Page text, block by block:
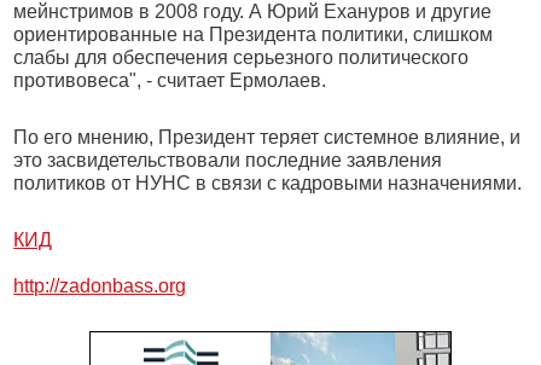
мейнстримов в 2008 году. А Юрий Ехануров и другие
ориентированные на Президента политики, слишком
слабы для обеспечения серьезного политического
противовеса", - считает Ермолаев.
По его мнению, Президент теряет системное влияние, и
это засвидетельствовали последние заявления
политиков от НУНС в связи с кадровыми назначениями.
КИД
http://zadonbass.org